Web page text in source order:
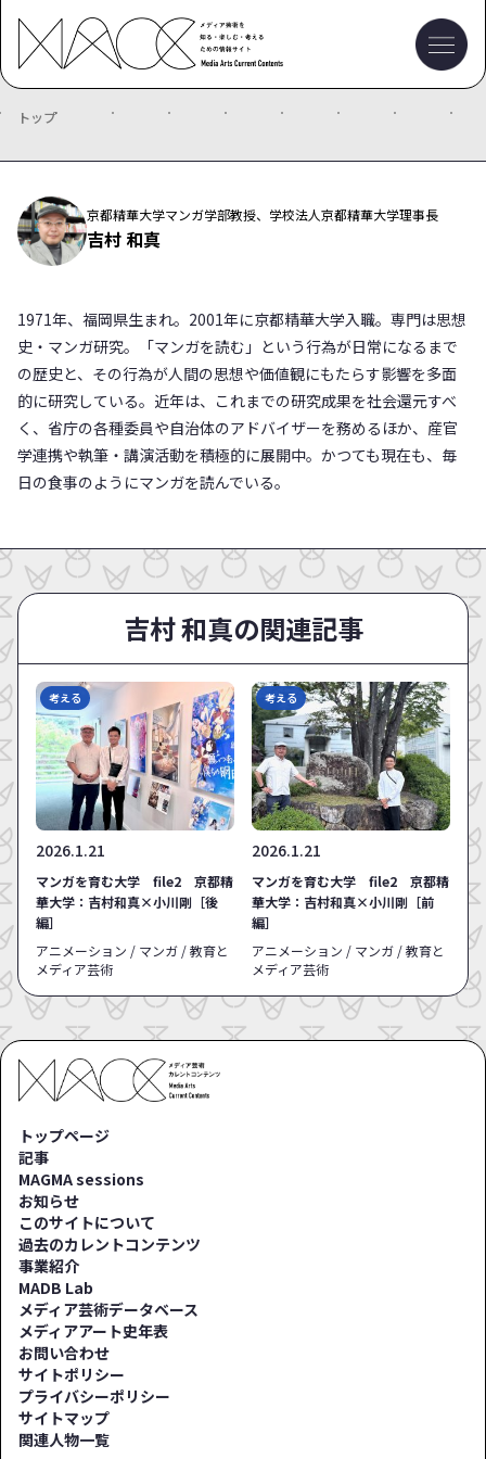
トップ
京都精華大学マンガ学部教授、学校法人京都精華大学理事長
吉村 和真
1971年、福岡県生まれ。2001年に京都精華大学入職。専門は思想
史・マンガ研究。「マンガを読む」という行為が日常になるまで
の歴史と、その行為が人間の思想や価値観にもたらす影響を多面
的に研究している。近年は、これまでの研究成果を社会還元すべ
く、省庁の各種委員や自治体のアドバイザーを務めるほか、産官
学連携や執筆・講演活動を積極的に展開中。かつても現在も、毎
日の食事のようにマンガを読んでいる。
吉村 和真の関連記事
考える
2026.1.21
マンガを育む大学 file2 京都精
華大学：吉村和真×小川剛［後
編］
アニメーション / マンガ / 教育と
メディア芸術
考える
2026.1.21
マンガを育む大学 file2 京都精
華大学：吉村和真×小川剛［前
編］
アニメーション / マンガ / 教育と
メディア芸術
トップページ
記事
MAGMA sessions
お知らせ
このサイトについて
過去のカレントコンテンツ
事業紹介
MADB Lab
メディア芸術データベース
メディアアート史年表
お問い合わせ
サイトポリシー
プライバシーポリシー
サイトマップ
関連人物一覧